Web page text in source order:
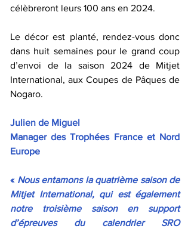
célèbreront leurs 100 ans en 2024.
Le décor est planté, rendez-vous donc
dans huit semaines pour le grand coup
d’envoi de la saison 2024 de Mitjet
International, aux Coupes de Pâques de
Nogaro.
Julien de Miguel
Manager des Trophées France et Nord
Europe
« Nous entamons la quatrième saison de
Mitjet International, qui est également
notre troisième saison en support
d’épreuves du calendrier SRO